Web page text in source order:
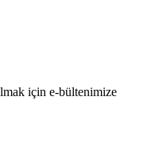
için e-bültenimize